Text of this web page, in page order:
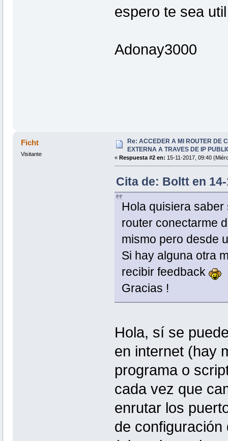
espero te sea
Adonay3000
Ficht
Visitante
Re: ACCEDER A MI ROUTER DE
EXTERNA A TRAVES DE IP
« Respuesta #2 en: 15-11-2017, 09:40
Cita de: Boltt en
Hola quisiera saber
router conectarme
mismo pero desde
Si hay alguna otra
recibir feedback
Gracias !
Hola, sí se
en internet (hay
programa o
cada vez que
enrutar los
de